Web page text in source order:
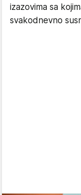
izazovima sa
svakodnevno